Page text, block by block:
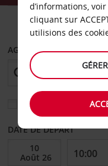
VOITURE
AGENCE DE DÉPART
Sélectionnez une
DATE DE DÉPART
d’informations,
cliquant sur
utilisions des